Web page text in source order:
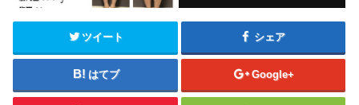
ツイート シェア
はてブ Google+